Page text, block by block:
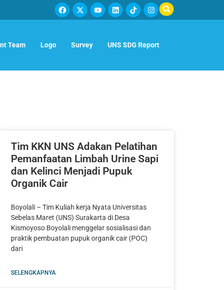
Team Logo Survey UNS SDG Report
Tim KKN UNS Adakan Pelatihan
Pemanfaatan Limbah Urine Sapi
dan Kelinci Menjadi Pupuk
Organik Cair
Boyolali – Tim Kuliah kerja Nyata Universitas
Sebelas Maret (UNS) Surakarta di Desa
Kismoyoso Boyolali menggelar sosialisasi dan
praktik pembuatan pupuk organik cair (POC)
dari
SELENGKAPNYA